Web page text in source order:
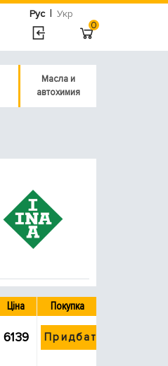
Рус | Укр
0
Масла и
автохимия
Ціна Покупка
6139 Придбати